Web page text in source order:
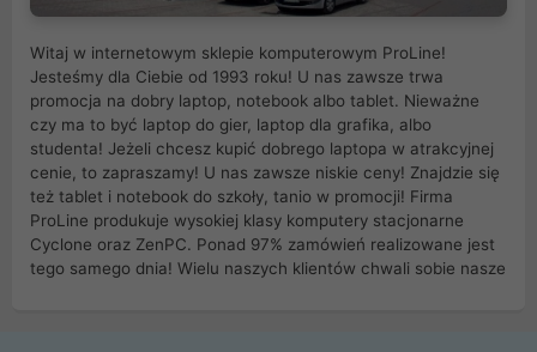
Witaj w internetowym sklepie komputerowym ProLine!
Jesteśmy dla Ciebie od 1993 roku! U nas zawsze trwa
promocja na dobry laptop, notebook albo tablet. Nieważne
czy ma to być laptop do gier, laptop dla grafika, albo
studenta! Jeżeli chcesz kupić dobrego laptopa w atrakcyjnej
cenie, to zapraszamy! U nas zawsze niskie ceny! Znajdzie się
też tablet i notebook do szkoły, tanio w promocji! Firma
ProLine produkuje wysokiej klasy komputery stacjonarne
Cyclone oraz ZenPC. Ponad 97% zamówień realizowane jest
tego samego dnia! Wielu naszych klientów chwali sobie nasze